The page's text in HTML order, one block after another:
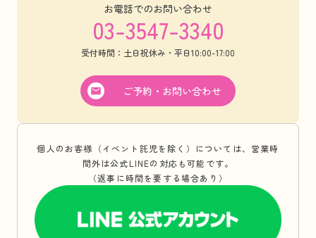
お電話でのお問い合わせ
03-3547-3340
受付時間：土日祝休み・平日10:00-17:00
ご予約・お問い合わせ
個人のお客様（イベント託児を除く）については、営業時
間外は公式LINEの対応も可能です。
（返事に時間を要する場合あり）